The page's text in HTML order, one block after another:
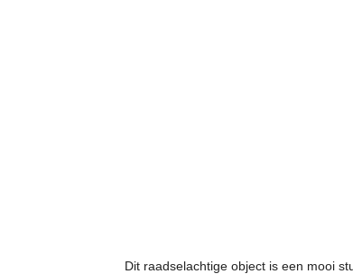
Dit raadselachtige object is een mooi